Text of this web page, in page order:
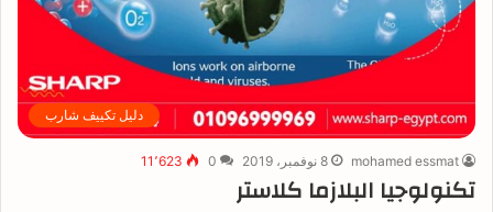
دليل تكييف شارب
mohamed essmat 8 نوفمبر، 2019 0 11٬623
تكنولوجيا البلازما كلاستر